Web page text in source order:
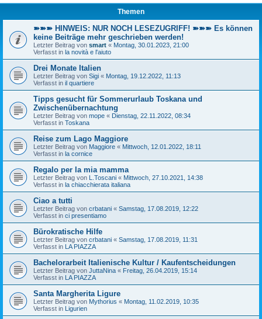
Themen
➽➽➽ HINWEIS: NUR NOCH LESEZUGRIFF! ➽➽➽ Es können
keine Beiträge mehr geschrieben werden!
Letzter Beitrag von smart « Montag, 30.01.2023, 21:00
Verfasst in la novità e l'aiuto
Drei Monate Italien
Letzter Beitrag von Sigi « Montag, 19.12.2022, 11:13
Verfasst in il quartiere
Tipps gesucht für Sommerurlaub Toskana und
Zwischenübernachtung
Letzter Beitrag von mope « Dienstag, 22.11.2022, 08:34
Verfasst in Toskana
Reise zum Lago Maggiore
Letzter Beitrag von Maggiore « Mittwoch, 12.01.2022, 18:11
Verfasst in la cornice
Regalo per la mia mamma
Letzter Beitrag von L.Toscani « Mittwoch, 27.10.2021, 14:38
Verfasst in la chiacchierata italiana
Ciao a tutti
Letzter Beitrag von crbatani « Samstag, 17.08.2019, 12:22
Verfasst in ci presentiamo
Bürokratische Hilfe
Letzter Beitrag von crbatani « Samstag, 17.08.2019, 11:31
Verfasst in LA PIAZZA
Bachelorarbeit Italienische Kultur / Kaufentscheidungen
Letzter Beitrag von JuttaNina « Freitag, 26.04.2019, 15:14
Verfasst in LA PIAZZA
Santa Margherita Ligure
Letzter Beitrag von Mythorius « Montag, 11.02.2019, 10:35
Verfasst in Ligurien